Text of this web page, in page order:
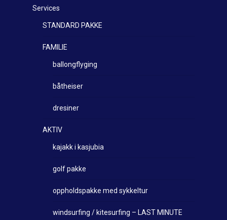
Services
STANDARD PAKKE
FAMILIE
ballongflyging
båtheiser
dresiner
AKTIV
kajakk i kasjubia
golf pakke
oppholdspakke med sykkeltur
windsurfing / kitesurfing – LAST MINUTE